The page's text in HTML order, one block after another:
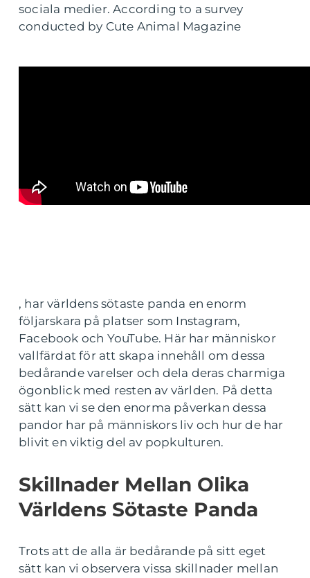
sociala medier. According to a survey
conducted by Cute Animal Magazine
, har världens sötaste panda en enorm
följarskara på platser som Instagram,
Facebook och YouTube. Här har människor
vallfärdat för att skapa innehåll om dessa
bedårande varelser och dela deras charmiga
ögonblick med resten av världen. På detta
sätt kan vi se den enorma påverkan dessa
pandor har på människors liv och hur de har
blivit en viktig del av popkulturen.
Skillnader Mellan Olika
Världens Sötaste Panda
Trots att de alla är bedårande på sitt eget
sätt kan vi observera vissa skillnader mellan